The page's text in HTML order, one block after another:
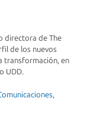
directora de The
de los nuevos
transformación, en
UDD.
,